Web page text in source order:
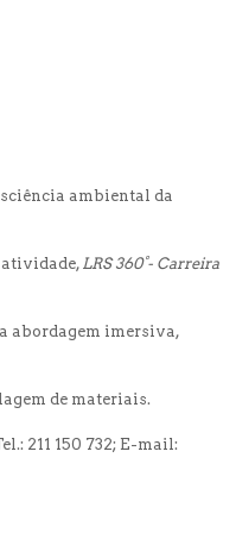
ambiental da
atividade, LRS 360°- Carreira
abordagem imersiva,
de materiais.
211 150 732; E-mail: